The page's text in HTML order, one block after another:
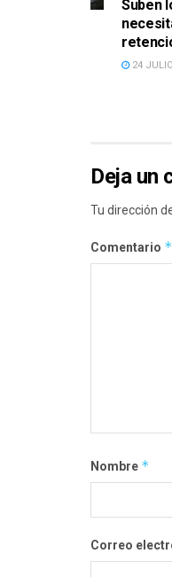
Suben
24
Deja un
Tu dirección
Comentario *
Nombre *
Correo